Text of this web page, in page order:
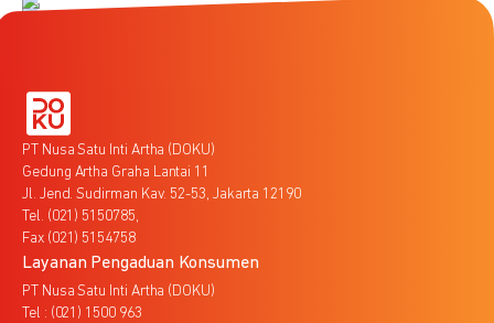
PT Nusa Satu Inti Artha (DOKU)
Gedung Artha Graha Lantai 11
Jl. Jend. Sudirman Kav. 52-53, Jakarta 12190
Tel. (021) 5150785,
Fax (021) 5154758
Layanan Pengaduan Konsumen
PT Nusa Satu Inti Artha (DOKU)
Tel : (021) 1500 963